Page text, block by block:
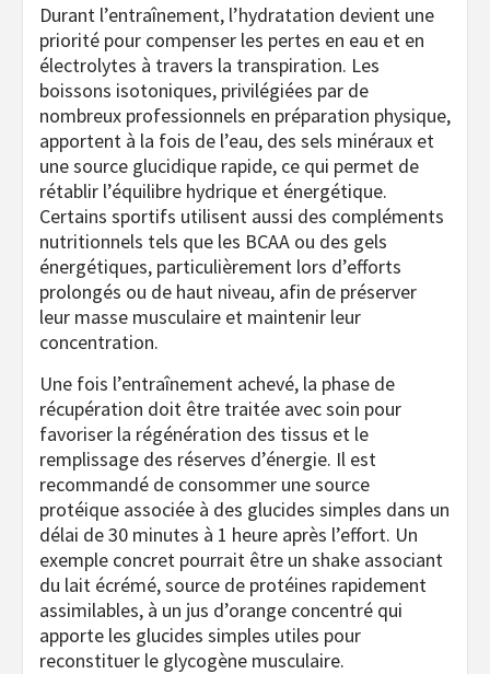
Durant l’entraînement, l’hydratation devient une
priorité pour compenser les pertes en eau et en
électrolytes à travers la transpiration. Les
boissons isotoniques, privilégiées par de
nombreux professionnels en préparation physique,
apportent à la fois de l’eau, des sels minéraux et
une source glucidique rapide, ce qui permet de
rétablir l’équilibre hydrique et énergétique.
Certains sportifs utilisent aussi des compléments
nutritionnels tels que les BCAA ou des gels
énergétiques, particulièrement lors d’efforts
prolongés ou de haut niveau, afin de préserver
leur masse musculaire et maintenir leur
concentration.
Une fois l’entraînement achevé, la phase de
récupération doit être traitée avec soin pour
favoriser la régénération des tissus et le
remplissage des réserves d’énergie. Il est
recommandé de consommer une source
protéique associée à des glucides simples dans un
délai de 30 minutes à 1 heure après l’effort. Un
exemple concret pourrait être un shake associant
du lait écrémé, source de protéines rapidement
assimilables, à un jus d’orange concentré qui
apporte les glucides simples utiles pour
reconstituer le glycogène musculaire.